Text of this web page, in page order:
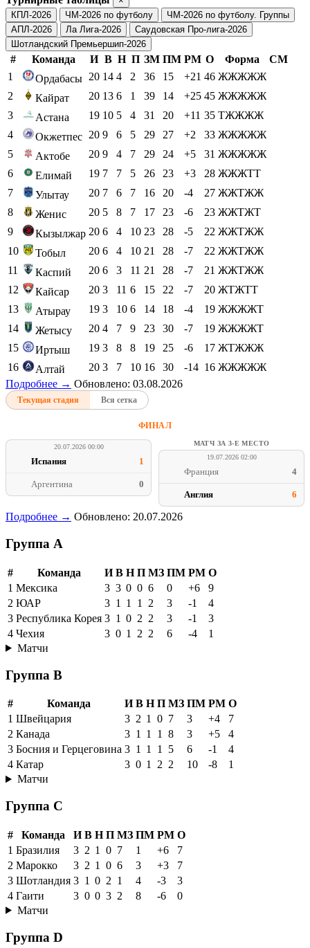
КПЛ-2026
ЧМ-2026 по футболу
ЧМ-2026 по футболу. Группы
АПЛ-2026
Ла Лига-2026
Саудовская Про-лига-2026
Шотландский Премьершип-2026
# Команда И В Н П ЗМ ПМ РМ О Форма
СМ
1
Ордабасы 20 14 4 2 36 15 +21 46 ЖЖЖЖЖ
2
Кайрат 20 13 6 1 39 14 +25 45 ЖЖЖЖЖ
3
Астана 19 10 5 4 31 20 +11 35 ТЖЖЖЖ
4
Окжетпес 20 9 6 5 29 27 +2 33 ЖЖЖЖЖ
5
Актобе 20 9 4 7 29 24 +5 31 ЖЖЖЖЖ
6
Елимай 19 7 7 5 26 23 +3 28 ЖЖЖТТ
7
Улытау 20 7 6 7 16 20 -4 27 ЖЖТЖЖ
8
Женис 20 5 8 7 17 23 -6 23 ЖЖТЖТ
9
Кызылжар 20 6 4 10 23 28 -5 22 ЖЖТЖЖ
10
Тобыл 20 6 4 10 21 28 -7 22 ЖЖТЖЖ
11
Каспий 20 6 3 11 21 28 -7 21 ЖЖТЖЖ
12
Кайсар 20 3 11 6 15 22 -7 20 ЖТЖТТ
13
Атырау 19 3 10 6 14 18 -4 19 ЖЖЖЖТ
14
Жетысу 20 4 7 9 23 30 -7 19 ЖЖЖЖТ
15
Иртыш 19 3 8 8 19 25 -6 17 ЖТЖЖЖ
16
Алтай 20 3 7 10 16 30 -14 16 ЖЖЖЖЖ
Подробнее → Обновлено: 03.08.2026
Текущая стадия Вся сетка
ФИНАЛ
20.07.2026 00:00
Испания 1
Аргентина 0
МАТЧ ЗА 3-Е МЕСТО
19.07.2026 02:00
Франция 4
Англия 6
Подробнее → Обновлено: 20.07.2026
Группа A
# Команда И В Н П МЗ ПМ РМ О
1 Мексика 3 3 0 0 6 0 +6
9
2 ЮАР 3 1 1 1 2 3 -1
4
3 Республика Корея 3 1 0 2 2 3 -1
3
4 Чехия 3 0 1 2 2 6 -4
1
Матчи
Группа B
# Команда И В Н П МЗ ПМ РМ О
1 Швейцария 3 2 1 0 7 3 +4
7
2 Канада 3 1 1 1 8 3 +5
4
3 Босния и Герцеговина 3 1 1 1 5 6 -1
4
4 Катар 3 0 1 2 2 10 -8
1
Матчи
Группа C
# Команда И В Н П МЗ ПМ РМ О
1 Бразилия 3 2 1 0 7 1 +6
7
2 Марокко 3 2 1 0 6 3 +3
7
3 Шотландия 3 1 0 2 1 4 -3
3
4 Гаити 3 0 0 3 2 8 -6
0
Матчи
Группа D